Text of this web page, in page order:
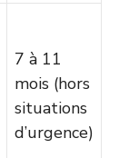
7 à 11
mois (hors
situations
d’urgence)